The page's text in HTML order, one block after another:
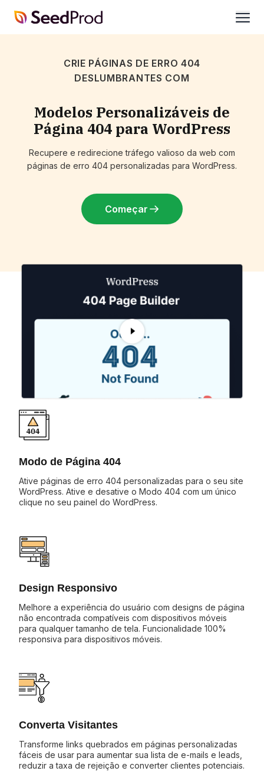
SeedProd
CRIE PÁGINAS DE ERRO 404
DESLUMBRANTES COM
Modelos Personalizáveis de
Página 404 para WordPress
Recupere e redirecione tráfego valioso da web com
páginas de erro 404 personalizadas para WordPress.
Começar
Modo de Página 404
Ative páginas de erro 404 personalizadas para o seu site
WordPress. Ative e desative o Modo 404 com um único
clique no seu painel do WordPress.
Design Responsivo
Melhore a experiência do usuário com designs de página
não encontrada compatíveis com dispositivos móveis
para qualquer tamanho de tela. Funcionalidade 100%
responsiva para dispositivos móveis.
Converta Visitantes
Transforme links quebrados em páginas personalizadas
fáceis de usar para aumentar sua lista de e-mails e leads,
reduzir a taxa de rejeição e converter clientes potenciais.